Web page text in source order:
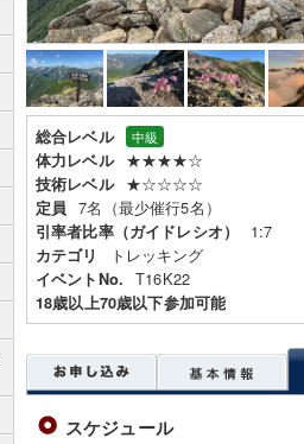
総合レベル 中級
体力レベル ★★★★☆
技術レベル ★☆☆☆☆
定員 7名（最少催行5名）
引率者比率（ガイドレシオ） 1:7
カテゴリ トレッキング
イベントNo. T16K22
18歳以上70歳以下参加可能
スケジュール